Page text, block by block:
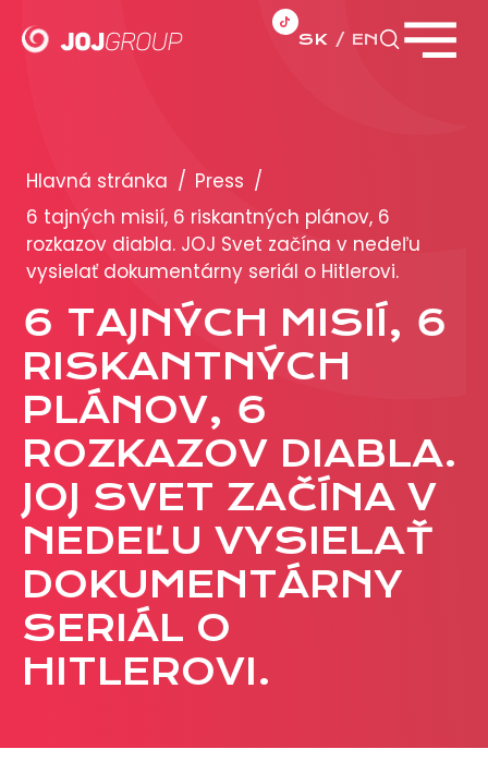
SK EN
Brandy
Produkty
PRODUKCIA
REKLAMA
Viac o reklamných formátoch
Obchodné podmienky
Prezentácia 2026
CASE STUDIES
O NÁS
Tím
Kariéra
Hlavná stránka / Press /
6 tajných misií, 6 riskantných plánov, 6
rozkazov diabla. JOJ Svet začína v nedeľu
vysielať dokumentárny seriál o Hitlerovi.
6 TAJNÝCH MISIÍ, 6
RISKANTNÝCH
PLÁNOV, 6
ROZKAZOV DIABLA.
JOJ SVET ZAČÍNA V
NEDEĽU VYSIELAŤ
DOKUMENTÁRNY
SERIÁL O
HITLEROVI.